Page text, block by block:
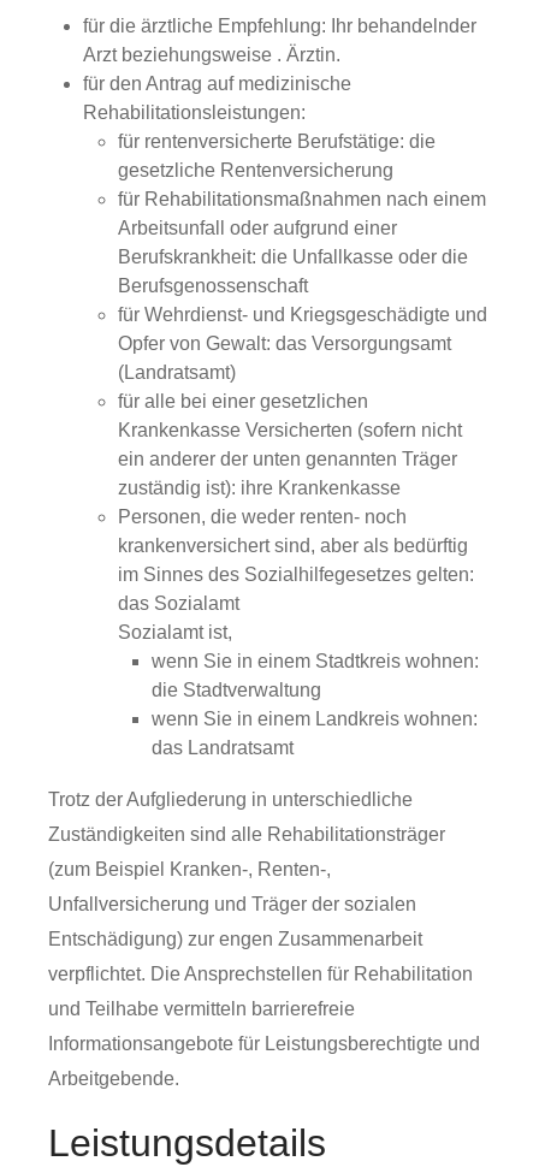
für die ärztliche Empfehlung: Ihr behandelnder
Arzt beziehungsweise . Ärztin.
für den Antrag auf medizinische
Rehabilitationsleistungen:
für rentenversicherte Berufstätige: die
gesetzliche Rentenversicherung
für Rehabilitationsmaßnahmen nach einem
Arbeitsunfall oder aufgrund einer
Berufskrankheit: die Unfallkasse oder die
Berufsgenossenschaft
für Wehrdienst- und Kriegsgeschädigte und
Opfer von Gewalt: das Versorgungsamt
(Landratsamt)
für alle bei einer gesetzlichen
Krankenkasse Versicherten (sofern nicht
ein anderer der unten genannten Träger
zuständig ist): ihre Krankenkasse
Personen, die weder renten- noch
krankenversichert sind, aber als bedürftig
im Sinnes des Sozialhilfegesetzes gelten:
das Sozialamt
Sozialamt ist,
wenn Sie in einem Stadtkreis wohnen:
die Stadtverwaltung
wenn Sie in einem Landkreis wohnen:
das Landratsamt
Trotz der Aufgliederung in unterschiedliche
Zuständigkeiten sind alle Rehabilitationsträger
(zum Beispiel Kranken-, Renten-,
Unfallversicherung und Träger der sozialen
Entschädigung) zur engen Zusammenarbeit
verpflichtet. Die Ansprechstellen für Rehabilitation
und Teilhabe vermitteln barrierefreie
Informationsangebote für Leistungsberechtigte und
Arbeitgebende.
Leistungsdetails